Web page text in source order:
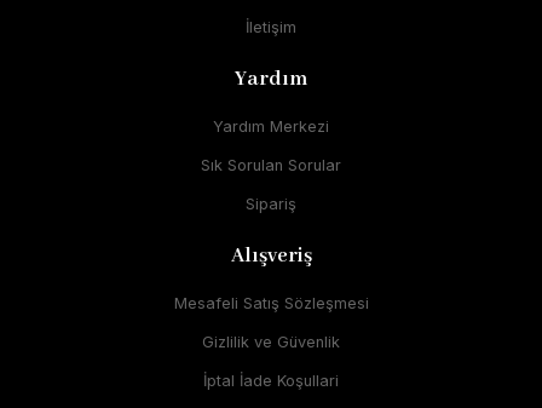
İletişim
Yardım
Yardım Merkezi
Sık Sorulan Sorular
Sipariş
Alışveriş
Mesafeli Satış Sözleşmesi
Gizlilik ve Güvenlik
İptal İade Koşullari